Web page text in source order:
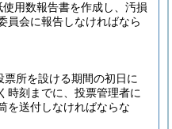
用数報告書を作成し、汚損
員会に報告しなければなら
所を設ける期間の初日に
時刻までに、投票管理者に
を送付しなければならな